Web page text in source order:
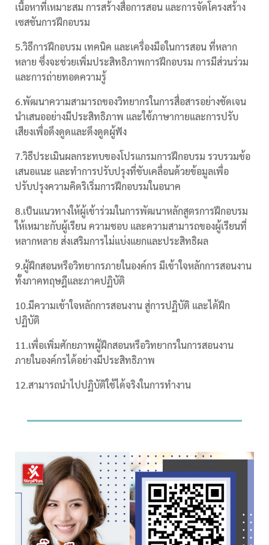
เนื้อหาที่เหมาะสม การสร้างสื่อการสอน และการจัดโครงสร้าง
เซสชันการฝึกอบรม
5.วิธีการฝึกอบรม เทคนิค และเครื่องมือในการสอน ที่หลาก
หลาย ซึ่งจะช่วยเพิ่มประสิทธิภาพการฝึกอบรม การมีส่วนร่วม
และการถ่ายทอดความรู้
6.พัฒนาความสามารถของวิทยากรในการสื่อสารอย่างชัดเจน
นำเสนออย่างมีประสิทธิภาพ และใช้ภาษากายและการปรับ
เสียงเพื่อดึงดูดและดึงดูดผู้ฟัง
7.วิธีประเมินผลกระทบของโปรแกรมการฝึกอบรม รวบรวมข้อ
เสนอแนะ และทำการปรับปรุงที่ขับเคลื่อนด้วยข้อมูลเพื่อ
ปรับปรุงความคิดริเริ่มการฝึกอบรมในอนาค
8.เป็นแนวทางให้ผู้เข้าร่วมในการพัฒนาหลักสูตรการฝึกอบรม
ให้เหมาะกับผู้เรียน ความชอบ และความสามารถของผู้เรียนที่
หลากหลาย ส่งเสริมการไม่แบ่งแยกและประสิทธิผล
9.ผู้ฝึกสอนหรือวิทยากรภายในองค์กร มีเข้าใจหลักการสอนงาน
ทั้งภาคทฤษฎีและภาคปฏิบัติ
10.มีความเข้าใจหลักการสอนงาน สู่การปฏิบัติ และได้ฝึก
ปฏิบัติ
11.เพื่อเพิ่มศักยภาพผู้ฝึกสอนหรือวิทยากรในการสอนงาน
ภายในองค์กรได้อย่างมีประสิทธิภาพ
12.สามารถนำไปปฏิบัติใช้ได้จริงในการทำงาน